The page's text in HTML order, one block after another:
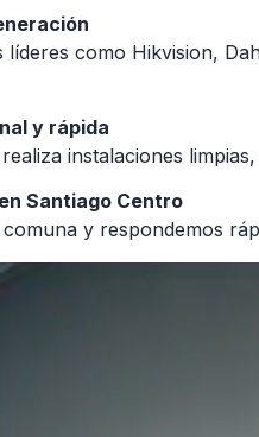
como Hikvision,
y rápida
instalaciones
Santiago Centro
y respondemos